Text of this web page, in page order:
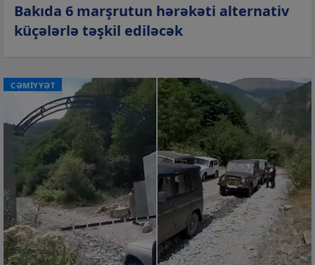
Bakıda 6 marşrutun hərəkəti alternativ
küçələrlə təşkil ediləcək
CƏMİYYƏT